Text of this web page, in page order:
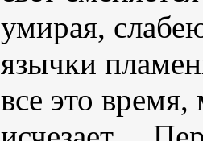
умирая,
язычки
все это